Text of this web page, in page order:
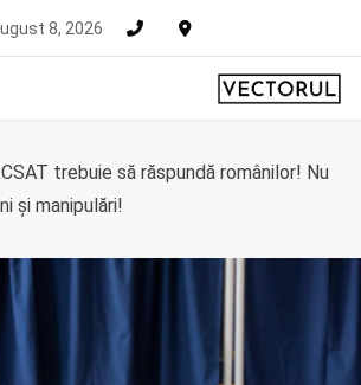
8, 2026
CSAT trebuie să răspundă românilor! Nu
și manipulări!